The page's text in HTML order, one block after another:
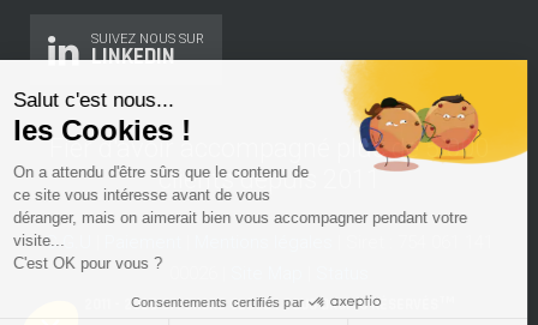
SUIVEZ NOUS SUR
LINKEDIN
Fier d'avoir accompagné plus de5 000
clients depuis 2011
C.G.U
2011 - 2026 OFFSHORE CLOUD | TOUS DROITS RÉSERVÉS
Salut c'est nous...
les Cookies !
On a attendu d'être sûrs que le contenu de
ce site vous intéresse avant de vous
déranger, mais on aimerait bien vous accompagner pendant votre
visite...
C'est OK pour vous ?
Consentements certifiés par